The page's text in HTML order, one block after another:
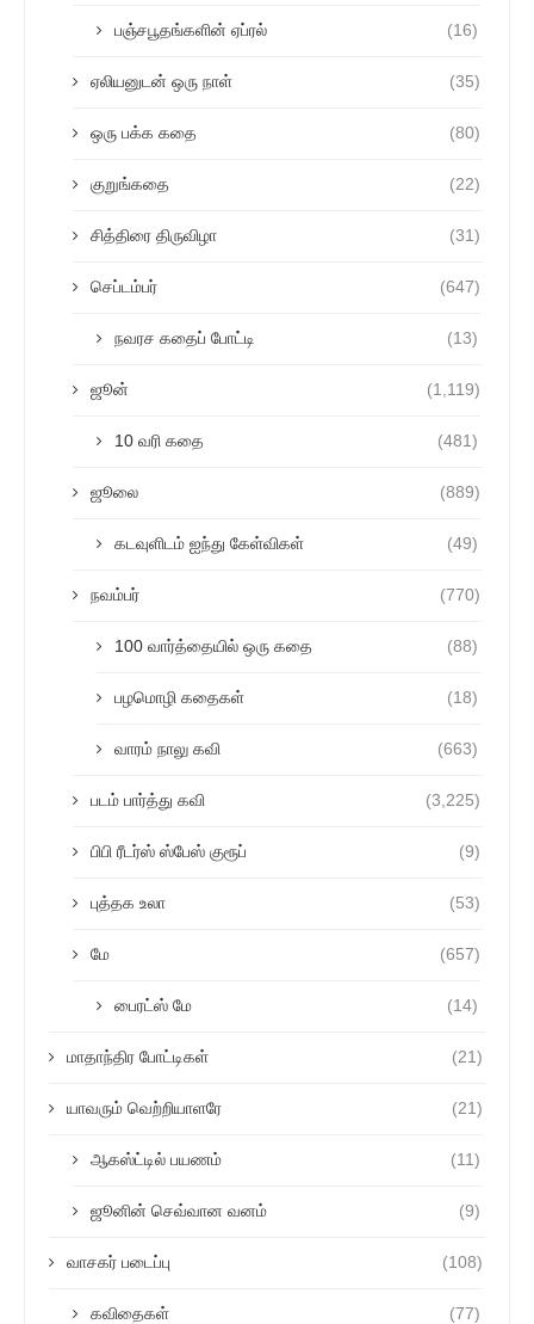
பஞ்சபூதங்களின் ஏப்ரல் (16)
ஏலியனுடன் ஒரு நாள் (35)
ஒரு பக்க கதை (80)
குறுங்கதை (22)
சித்திரை திருவிழா (31)
செப்டம்பர் (647)
நவரச கதைப் போட்டி (13)
ஜூன் (1,119)
10 வரி கதை (481)
ஜூலை (889)
கடவுளிடம் ஐந்து கேள்விகள் (49)
நவம்பர் (770)
100 வார்த்தையில் ஒரு கதை (88)
பழமொழி கதைகள் (18)
வாரம் நாலு கவி (663)
படம் பார்த்து கவி (3,225)
பிபி ரீடர்ஸ் ஸ்பேஸ் குரூப் (9)
புத்தக உலா (53)
மே (657)
பைரட்ஸ் மே (14)
மாதாந்திர போட்டிகள் (21)
யாவரும் வெற்றியாளரே (21)
ஆகஸ்ட்டில் பயணம் (11)
ஜூனின் செவ்வான வனம் (9)
வாசகர் படைப்பு (108)
கவிதைகள் (77)